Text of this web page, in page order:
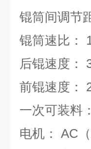
锟筒间调节
锟筒速比：
后锟速度：
前锟速度：
一次可装料
电机： AC